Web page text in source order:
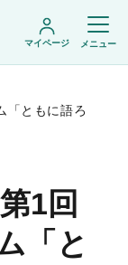
マイページ メニュー
「ともに語ろ
1回
「と